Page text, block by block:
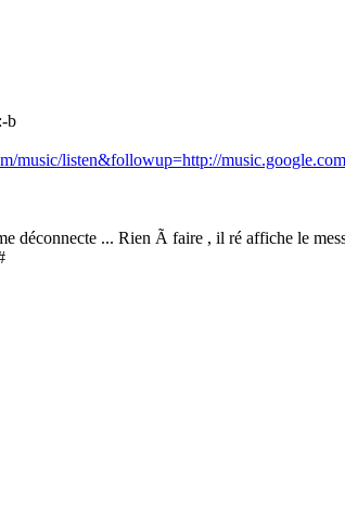
b
music/listen&followup=http://
déconnecte ... Rien Ã faire , il ré affiche le